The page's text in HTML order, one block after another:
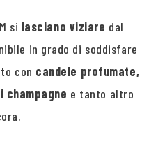
si lasciano viziare dal
in grado di soddisfare
con candele profumate,
e tanto altro